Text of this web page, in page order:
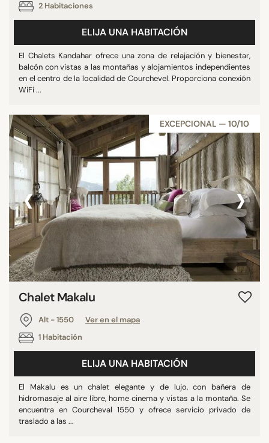
2 Habitaciones
ELIJA UNA HABITACIÓN
El Chalets Kandahar ofrece una zona de relajación y bienestar,
balcón con vistas a las montañas y alojamientos independientes
en el centro de la localidad de Courchevel. Proporciona conexión
WiFi ...
EXCEPCIONAL — 10/10
‹ ›
Chalet Makalu
Alt - 1550
Ver en el mapa
1 Habitación
ELIJA UNA HABITACIÓN
El Makalu es un chalet elegante y de lujo, con bañera de
hidromasaje al aire libre, home cinema y vistas a la montaña. Se
encuentra en Courcheval 1550 y ofrece servicio privado de
traslado a las ...